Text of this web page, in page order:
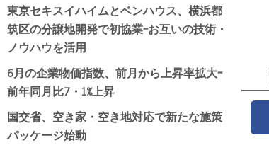
東京セキスイハイムとベンハウス、横浜都
筑区の分譲地開発で初協業=お互いの技術・
ノウハウを活用
6月の企業物価指数、前月から上昇率拡大=
前年同月比7・1%上昇
国交省、空き家・空き地対応で新たな施策
パッケージ始動